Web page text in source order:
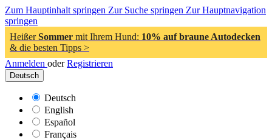
Zum Hauptinhalt springen Zur Suche springen Zur Hauptnavigation
springen
HeißerSommer mit Ihrem Hund: 10% auf braune Autodecken
& die besten Tipps >
Anmelden oder Registrieren
Deutsch
Deutsch
English
Español
Français